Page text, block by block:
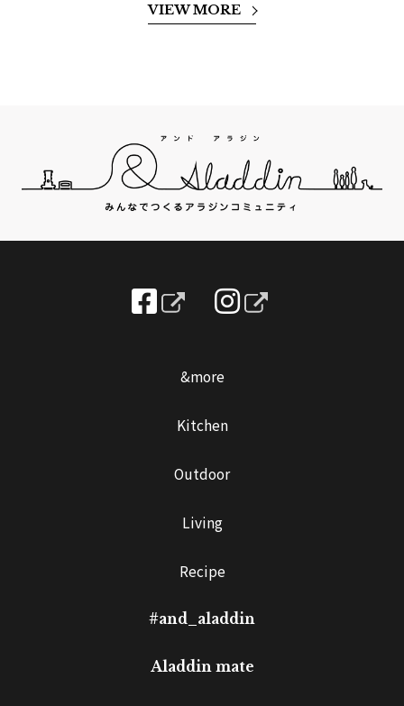
VIEW MORE
&more
Kitchen
Outdoor
Living
Recipe
#and_aladdin
Aladdin mate